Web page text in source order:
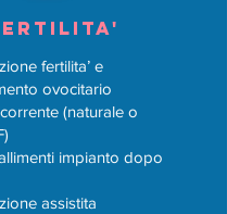
fertilita’ e
ovocitario
(naturale o
impianto dopo
assistita